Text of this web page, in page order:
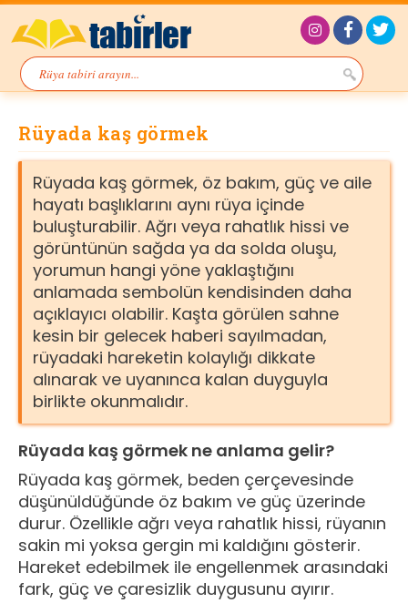
Rüyada kaş görmek
Rüyada kaş görmek, öz bakım, güç ve aile
hayatı başlıklarını aynı rüya içinde
buluşturabilir. Ağrı veya rahatlık hissi ve
görüntünün sağda ya da solda oluşu,
yorumun hangi yöne yaklaştığını
anlamada sembolün kendisinden daha
açıklayıcı olabilir. Kaşta görülen sahne
kesin bir gelecek haberi sayılmadan,
rüyadaki hareketin kolaylığı dikkate
alınarak ve uyanınca kalan duyguyla
birlikte okunmalıdır.
Rüyada kaş görmek ne anlama gelir?
Rüyada kaş görmek, beden çerçevesinde
düşünüldüğünde öz bakım ve güç üzerinde
durur. Özellikle ağrı veya rahatlık hissi, rüyanın
sakin mi yoksa gergin mi kaldığını gösterir.
Hareket edebilmek ile engellenmek arasındaki
fark, güç ve çaresizlik duygusunu ayırır.